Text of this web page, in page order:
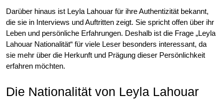
Darüber hinaus ist Leyla Lahouar für ihre Authentizität bekannt,
die sie in Interviews und Auftritten zeigt. Sie spricht offen über ihr
Leben und persönliche Erfahrungen. Deshalb ist die Frage „Leyla
Lahouar Nationalität“ für viele Leser besonders interessant, da
sie mehr über die Herkunft und Prägung dieser Persönlichkeit
erfahren möchten.
Die Nationalität von Leyla Lahouar